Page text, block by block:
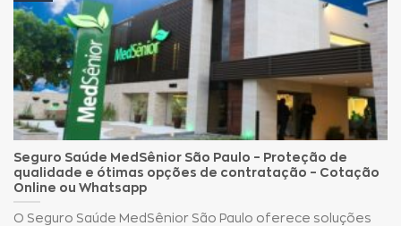
Seguro Saúde MedSênior São Paulo – Proteção de
qualidade e ótimas opções de contratação – Cotação
Online ou Whatsapp
O Seguro Saúde MedSênior São Paulo oferece soluções